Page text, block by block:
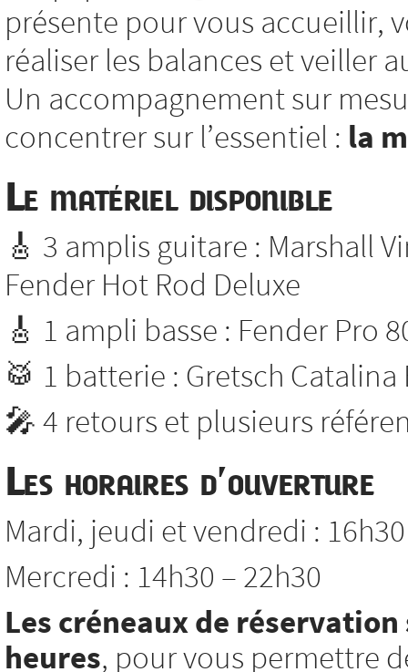
présente pour vous accueillir,
réaliser les balances et veiller
Un accompagnement sur
concentrer sur l’essentiel : la
Le matériel disponible
🎸 3 amplis guitare : Marshall
Fender Hot Rod Deluxe
🎸 1 ampli basse : Fender Pro
🥁 1 batterie : Gretsch Catalina
🎤 4 retours et plusieurs
Les horaires d’ouverture
Mardi, jeudi et vendredi :
Mercredi : 14h30 – 22h30
Les créneaux de
heures, pour vous permettre